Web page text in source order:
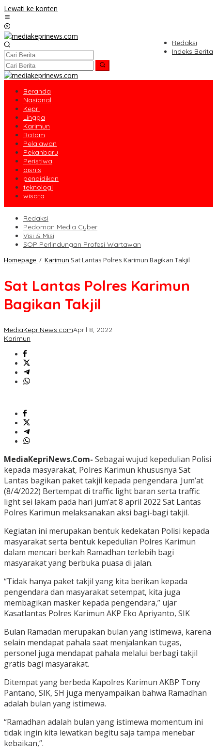
Lewati ke konten
Redaksi
Indeks Berita
Beranda
Nasional
Kepri
Lingga
Karimun
Batam
Pelalawan
Pekanbaru
Peristiwa
bisnis
pendidikan
teknologi
wisata
Redaksi
Pedoman Media Cyber
Visi & Misi
SOP Perlindungan Profesi Wartawan
Homepage / Karimun Sat Lantas Polres Karimun Bagikan Takjil
Sat Lantas Polres Karimun
Bagikan Takjil
MediaKepriNews.comApril 8, 2022
Karimun
MediaKepriNews.Com- Sebagai wujud kepedulian Polisi
kepada masyarakat, Polres Karimun khususnya Sat
Lantas bagikan paket takjil kepada pengendara. Jum’at
(8/4/2022) Bertempat di traffic light baran serta traffic
light sei lakam pada hari jum’at 8 april 2022 Sat Lantas
Polres Karimun melaksanakan aksi bagi-bagi takjil.
Kegiatan ini merupakan bentuk kedekatan Polisi kepada
masyarakat serta bentuk kepedulian Polres Karimun
dalam mencari berkah Ramadhan terlebih bagi
masyarakat yang berbuka puasa di jalan.
“Tidak hanya paket takjil yang kita berikan kepada
pengendara dan masyarakat setempat, kita juga
membagikan masker kepada pengendara,” ujar
Kasatlantas Polres Karimun AKP Eko Apriyanto, SIK
Bulan Ramadan merupakan bulan yang istimewa, karena
selain mendapat pahala saat menjalankan tugas,
personel juga mendapat pahala melalui berbagi takjil
gratis bagi masyarakat.
Ditempat yang berbeda Kapolres Karimun AKBP Tony
Pantano, SIK, SH juga menyampaikan bahwa Ramadhan
adalah bulan yang istimewa.
“Ramadhan adalah bulan yang istimewa momentum ini
tidak ingin kita lewatkan begitu saja tampa menebar
kebaikan,”.